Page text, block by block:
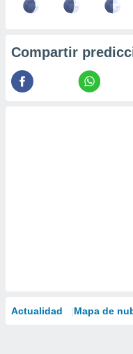
Compartir
Actualidad Mapa de